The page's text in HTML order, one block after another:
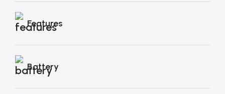
Features
Battery